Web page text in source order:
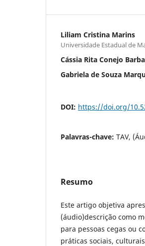
Liliam Cristina Marins
Universidade Estadual de
Cássia Rita Conejo
Gabriela de Souza
DOI: https://doi.org/
Palavras-chave: TAV,
Resumo
Este artigo objetiva
(áudio)descrição como
para pessoas cegas ou
práticas sociais,